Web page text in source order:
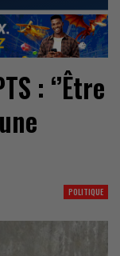
: ‘’Être
POLITIQUE